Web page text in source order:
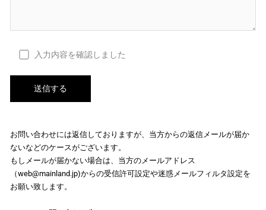
入力内容を確認しました
お問い合わせには返信しておりますが、当方からの返信メールが届か
ないなどのケースがございます。
もしメールが届かない場合は、当方のメールアドレス
（web@mainland.jp)からの受信許可設定や迷惑メールフィルタ設定を
お願い致します。